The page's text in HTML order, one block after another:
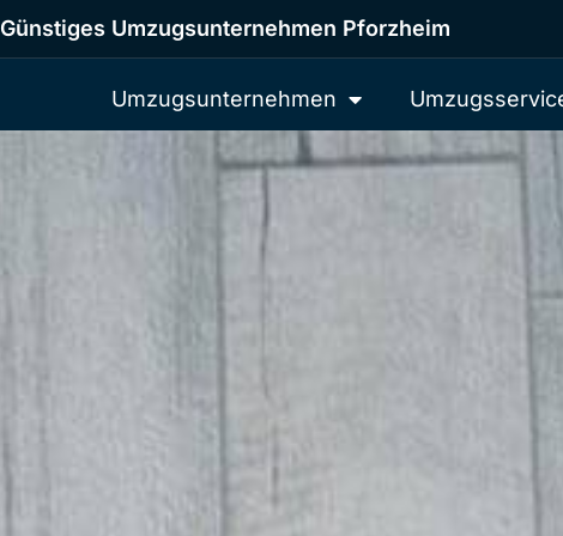
Günstiges Umzugsunternehmen Pforzheim
Umzugsunternehmen